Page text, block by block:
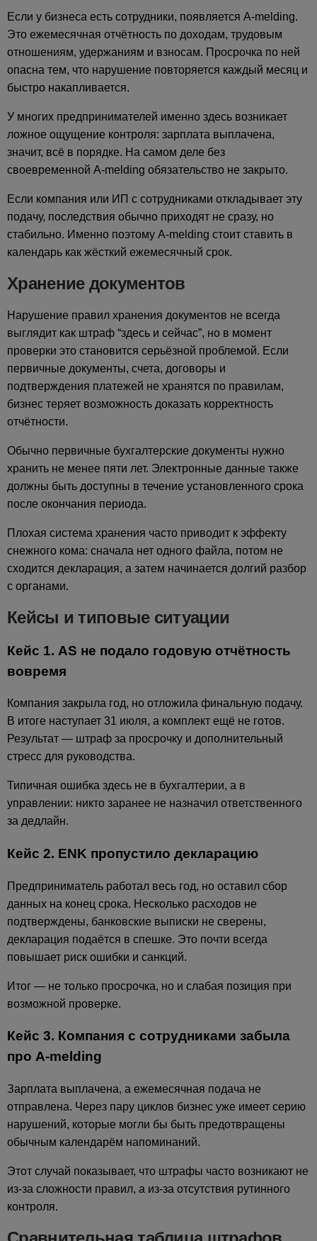
Если у бизнеса есть сотрудники, появляется A-melding.
Это ежемесячная отчётность по доходам, трудовым
отношениям, удержаниям и взносам. Просрочка по ней
опасна тем, что нарушение повторяется каждый месяц и
быстро накапливается.
У многих предпринимателей именно здесь возникает
ложное ощущение контроля: зарплата выплачена,
значит, всё в порядке. На самом деле без
своевременной A-melding обязательство не закрыто.
Если компания или ИП с сотрудниками откладывает эту
подачу, последствия обычно приходят не сразу, но
стабильно. Именно поэтому A-melding стоит ставить в
календарь как жёсткий ежемесячный срок.
Хранение документов
Нарушение правил хранения документов не всегда
выглядит как штраф “здесь и сейчас”, но в момент
проверки это становится серьёзной проблемой. Если
первичные документы, счета, договоры и
подтверждения платежей не хранятся по правилам,
бизнес теряет возможность доказать корректность
отчётности.
Обычно первичные бухгалтерские документы нужно
хранить не менее пяти лет. Электронные данные также
должны быть доступны в течение установленного срока
после окончания периода.
Плохая система хранения часто приводит к эффекту
снежного кома: сначала нет одного файла, потом не
сходится декларация, а затем начинается долгий разбор
с органами.
Кейсы и типовые ситуации
Кейс 1. AS не подало годовую отчётность
вовремя
Компания закрыла год, но отложила финальную подачу.
В итоге наступает 31 июля, а комплект ещё не готов.
Результат — штраф за просрочку и дополнительный
стресс для руководства.
Типичная ошибка здесь не в бухгалтерии, а в
управлении: никто заранее не назначил ответственного
за дедлайн.
Кейс 2. ENK пропустило декларацию
Предприниматель работал весь год, но оставил сбор
данных на конец срока. Несколько расходов не
подтверждены, банковские выписки не сверены,
декларация подаётся в спешке. Это почти всегда
повышает риск ошибки и санкций.
Итог — не только просрочка, но и слабая позиция при
возможной проверке.
Кейс 3. Компания с сотрудниками забыла
про A-melding
Зарплата выплачена, а ежемесячная подача не
отправлена. Через пару циклов бизнес уже имеет серию
нарушений, которые могли бы быть предотвращены
обычным календарём напоминаний.
Этот случай показывает, что штрафы часто возникают не
из-за сложности правил, а из-за отсутствия рутинного
контроля.